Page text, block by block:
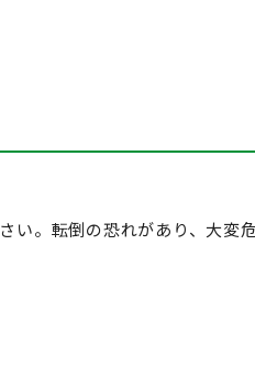
。転倒の恐れがあり、大変危